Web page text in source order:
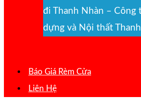
đi Thanh Nhàn – Công
dựng và Nội thất
Báo Giá Rèm Cửa
Liên Hệ